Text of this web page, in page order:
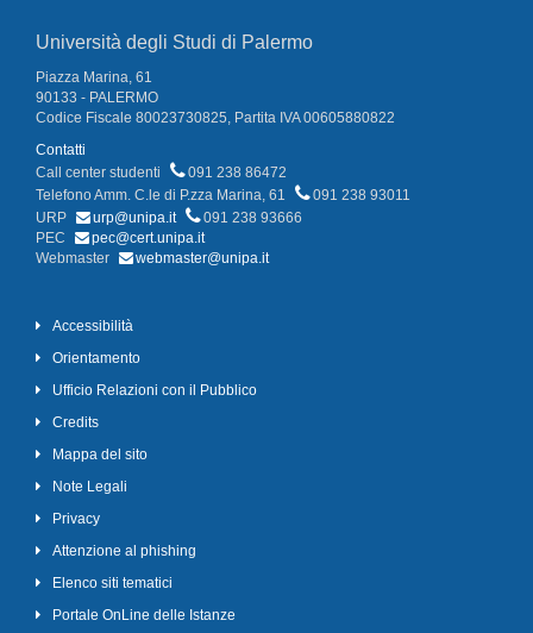
Università degli Studi di Palermo
Piazza Marina, 61
90133 - PALERMO
Codice Fiscale 80023730825, Partita IVA 00605880822
Contatti
Call center studenti
091 238 86472
Telefono Amm. C.le di P.zza Marina, 61
091 238 93011
URP
urp@unipa.it
091 238 93666
PEC
pec@cert.unipa.it
Webmaster
webmaster@unipa.it
Accessibilità
Orientamento
Ufficio Relazioni con il Pubblico
Credits
Mappa del sito
Note Legali
Privacy
Attenzione al phishing
Elenco siti tematici
Portale OnLine delle Istanze